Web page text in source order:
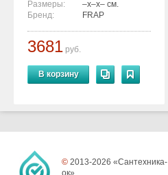
Размеры:
–x–x– см.
Бренд:
FRAP
3681 руб.
В корзину
© 2013-2026 «Сантехника-
ок»